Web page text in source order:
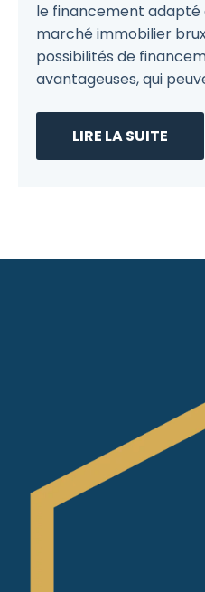
le financement adapté
marché immobilier
possibilités de
avantageuses, qui
LIRE LA SUITE